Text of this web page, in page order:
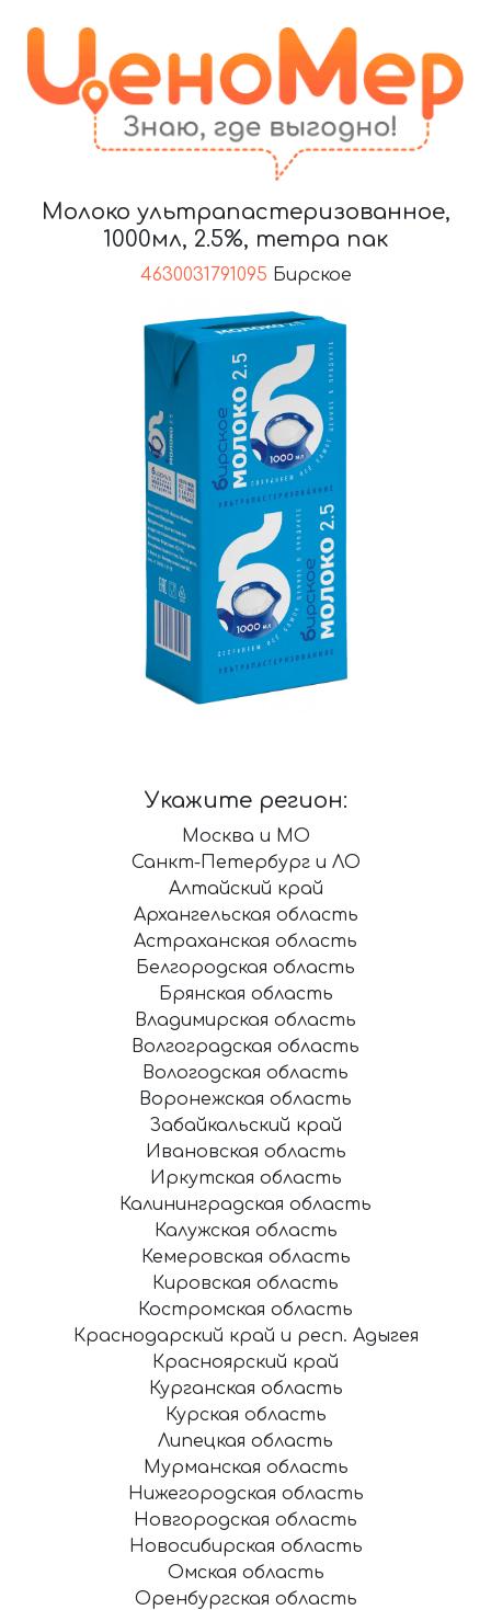
Молоко ультрапастеризованное,
1000мл, 2.5%, тетра пак
4630031791095 Бирское
Укажите регион:
Москва и МО
Санкт-Петербург и ЛО
Алтайский край
Архангельская область
Астраханская область
Белгородская область
Брянская область
Владимирская область
Волгоградская область
Вологодская область
Воронежская область
Забайкальский край
Ивановская область
Иркутская область
Калининградская область
Калужская область
Кемеровская область
Кировская область
Костромская область
Краснодарский край и респ. Адыгея
Красноярский край
Курганская область
Курская область
Липецкая область
Мурманская область
Нижегородская область
Новгородская область
Новосибирская область
Омская область
Оренбургская область